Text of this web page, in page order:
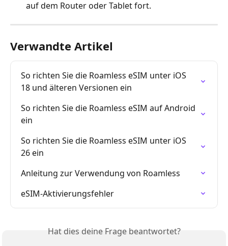
auf dem Router oder Tablet fort.
Verwandte Artikel
So richten Sie die Roamless eSIM unter iOS
18 und älteren Versionen ein
So richten Sie die Roamless eSIM auf Android
ein
So richten Sie die Roamless eSIM unter iOS
26 ein
Anleitung zur Verwendung von Roamless
eSIM-Aktivierungsfehler
Hat dies deine Frage beantwortet?